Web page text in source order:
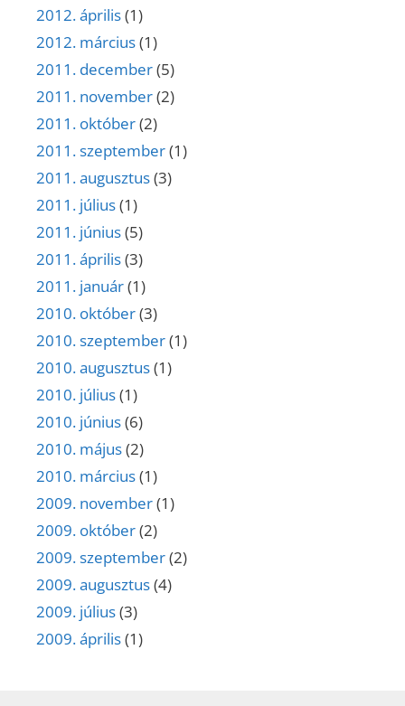
2012. április(1)
2012. március(1)
2011. december(5)
2011. november(2)
2011. október(2)
2011. szeptember(1)
2011. augusztus(3)
2011. július(1)
2011. június(5)
2011. április(3)
2011. január(1)
2010. október(3)
2010. szeptember(1)
2010. augusztus(1)
2010. július(1)
2010. június(6)
2010. május(2)
2010. március(1)
2009. november(1)
2009. október(2)
2009. szeptember(2)
2009. augusztus(4)
2009. július(3)
2009. április(1)